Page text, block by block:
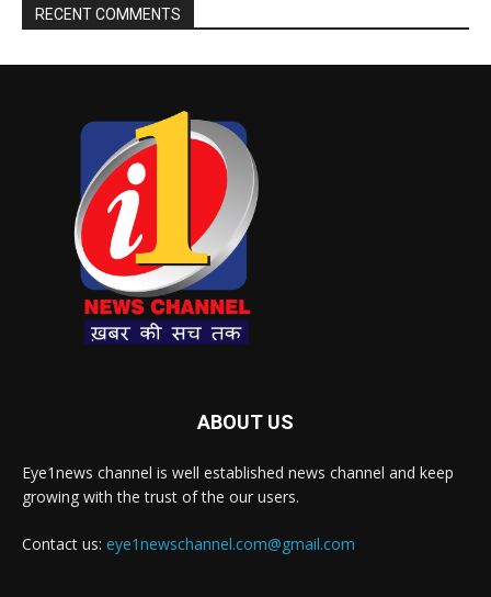
RECENT COMMENTS
ABOUT US
Eye1news channel is well established news channel and keep
growing with the trust of the our users.
Contact us: eye1newschannel.com@gmail.com